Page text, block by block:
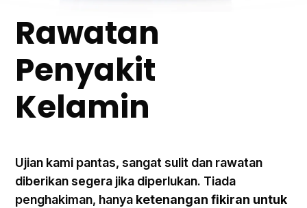
Rawatan
Penyakit
Kelamin
Ujian kami pantas, sangat sulit dan rawatan
diberikan segera jika diperlukan. Tiada
penghakiman, hanya ketenangan fikiran untuk